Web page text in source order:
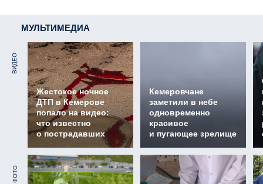
МУЛЬТИМЕДИА
ВИДЕО
Жестокое ночное
ДТП в Кемерове
попало на видео:
что известно
о пострадавших
Кемеровчане
заметили в небе
одновременно
красивое
и пугающее зрелище
ФОТО